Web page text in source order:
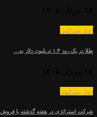
اخبار بیت کوین
طلا در یک روز ۱.۳ تریلیون دلار به…
اخبار بیت کوین
شرکت استراتژی در هفته گذشته با فروش ۱۰۵…